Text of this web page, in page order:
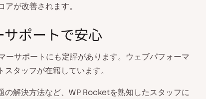
が改善されます。
ポートで安心
ーサポートにも定評があります。ウェブパフォーマ
タッフが在籍しています。
の解決方法など、WP Rocketを熟知したスタッフに